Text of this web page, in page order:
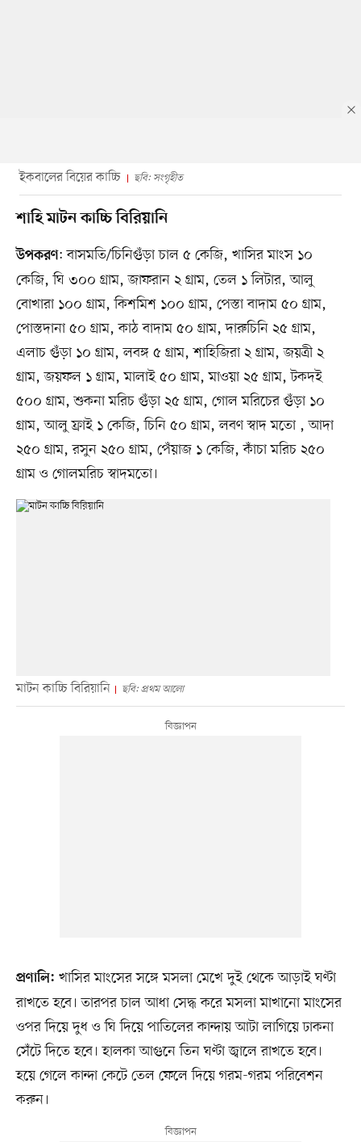
ইকবালের বিয়ের কাচ্চি ছবি: সংগৃহীত
শাহি মাটন কাচ্চি বিরিয়ানি
উপকরণ: বাসমতি/চিনিগুঁড়া চাল ৫ কেজি, খাসির মাংস ১০
কেজি, ঘি ৩০০ গ্রাম, জাফরান ২ গ্রাম, তেল ১ লিটার, আলু
বোখারা ১০০ গ্রাম, কিশমিশ ১০০ গ্রাম, পেস্তা বাদাম ৫০ গ্রাম,
পোস্তদানা ৫০ গ্রাম, কাঠ বাদাম ৫০ গ্রাম, দারুচিনি ২৫ গ্রাম,
এলাচ গুঁড়া ১০ গ্রাম, লবঙ্গ ৫ গ্রাম, শাহিজিরা ২ গ্রাম, জয়ত্রী ২
গ্রাম, জয়ফল ১ গ্রাম, মালাই ৫০ গ্রাম, মাওয়া ২৫ গ্রাম, টকদই
৫০০ গ্রাম, শুকনা মরিচ গুঁড়া ২৫ গ্রাম, গোল মরিচের গুঁড়া ১০
গ্রাম, আলু ফ্রাই ১ কেজি, চিনি ৫০ গ্রাম, লবণ স্বাদ মতো , আদা
২৫০ গ্রাম, রসুন ২৫০ গ্রাম, পেঁয়াজ ১ কেজি, কাঁচা মরিচ ২৫০
গ্রাম ও গোলমরিচ স্বাদমতো।
মাটন কাচ্চি বিরিয়ানি ছবি: প্রথম আলো
প্রণালি: খাসির মাংসের সঙ্গে মসলা মেখে দুই থেকে আড়াই ঘণ্টা
রাখতে হবে। তারপর চাল আধা সেদ্ধ করে মসলা মাখানো মাংসের
ওপর দিয়ে দুধ ও ঘি দিয়ে পাতিলের কান্দায় আটা লাগিয়ে ঢাকনা
সেঁটে দিতে হবে। হালকা আগুনে তিন ঘণ্টা জ্বালে রাখতে হবে।
হয়ে গেলে কান্দা কেটে তেল ফেলে দিয়ে গরম-গরম পরিবেশন
করুন।